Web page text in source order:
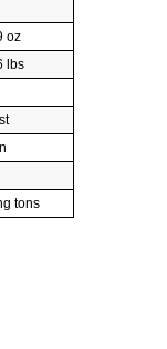
oz
lbs
tons